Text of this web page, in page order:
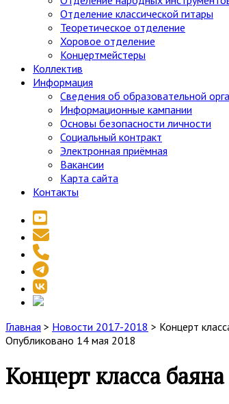
Отделение классической гитары
Теоретическое отделение
Хоровое отделение
Концертмейстеры
Коллектив
Информация
Сведения об образовательной
Информационные кампании
Основы безопасности личности
Социальный контракт
Электронная приёмная
Вакансии
Карта сайта
Контакты
youtube
email
telegram
vk
social_icon_custom_1
Главная > Новости 2017-2018 > Концерт
Опубликовано 14 мая 2018
Концерт класса